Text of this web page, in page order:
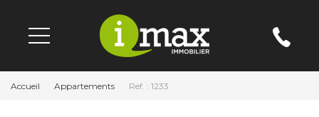
Accueil Appartements Ref. : 1233